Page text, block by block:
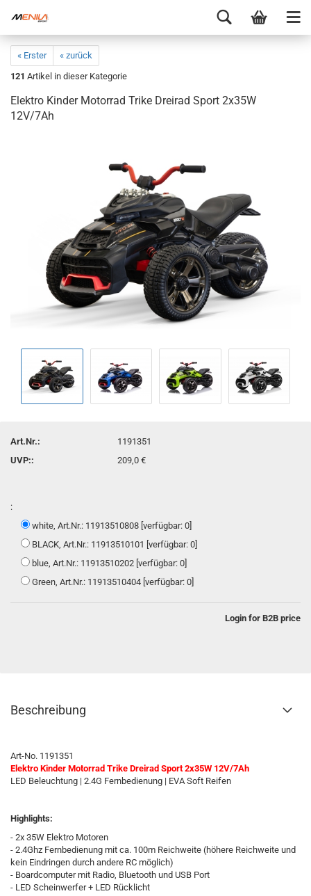
« Erster
« zurück
121 Artikel in dieser Kategorie
Elektro Kinder Motorrad Trike Dreirad Sport 2x35W
12V/7Ah
Art.Nr.:
1191351
UVP::
209,0 €
:
white, Art.Nr.: 11913510808 [verfügbar: 0]
BLACK, Art.Nr.: 11913510101 [verfügbar: 0]
blue, Art.Nr.: 11913510202 [verfügbar: 0]
Green, Art.Nr.: 11913510404 [verfügbar: 0]
Login for B2B price
Beschreibung
Art-No. 1191351
Elektro Kinder Motorrad Trike Dreirad Sport 2x35W 12V/7Ah
LED Beleuchtung | 2.4G Fernbedienung | EVA Soft Reifen
Highlights:
- 2x 35W Elektro Motoren
- 2.4Ghz Fernbedienung mit ca. 100m Reichweite (höhere Reichweite und
kein Eindringen durch andere RC möglich)
- Boardcomputer mit Radio, Bluetooth und USB Port
- LED Scheinwerfer + LED Rücklicht